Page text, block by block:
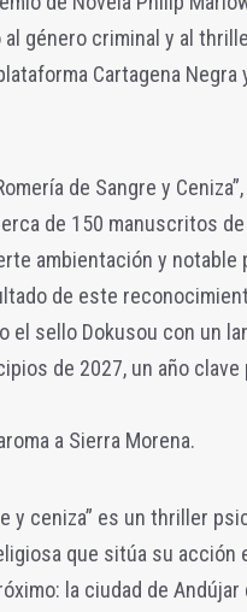
al género criminal y al
Cartagena Negra
de Sangre y
de 150 manuscritos
ambientación y notable
de este
el sello Dokusou con un
de 2027, un año clave
a Sierra Morena.
y ceniza” es un thriller
que sitúa su acción
la ciudad de